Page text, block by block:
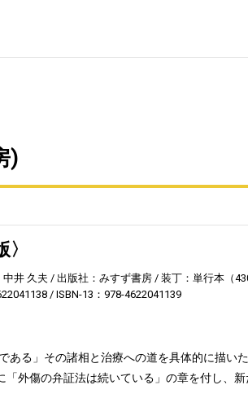
)
中井 久夫 出版社：みすず書房
装丁：単行本（
ISBN-13：978-4622041139
ある」その諸相と治療への道を具体的に描い
外傷の弁証法は続いている」の章を付し、新